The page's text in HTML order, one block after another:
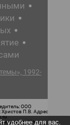
1992-
ООО
Христов П.В. Адрес
12+
удобнее для вас.